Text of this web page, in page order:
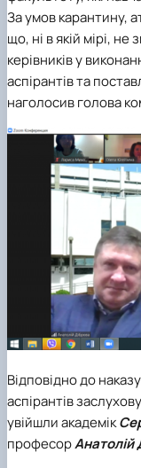
За умов карантину,
що, ні в якій мірі, не
керівників у
аспірантів та
наголосив голова
Відповідно до
аспірантів
увійшли академік
професорАнатолій